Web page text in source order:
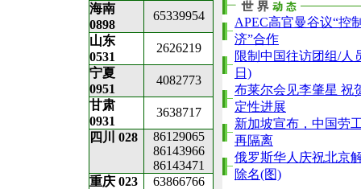
海南
0898
65339954
山东
0531
2626219
宁夏
0951
4082773
甘肃
0931
3638717
四川 028
86129065
86143966
86143471
重庆 023
63866766
APEC高官曼谷议“控
济”合作
限制中国往访团组/人
日)
布莱尔会见李肇星 祝
定性进展
新加坡宣布，中国劳
再隔离
俄罗斯华人庆祝北京
除名(图)